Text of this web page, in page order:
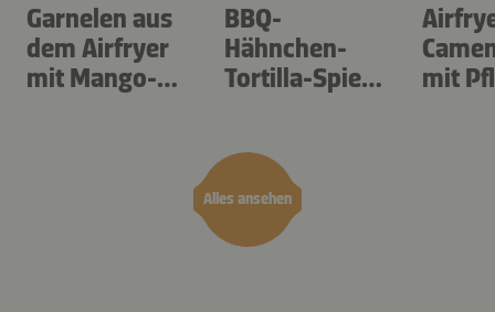
Alles ansehen
Garnelen aus
dem Airfryer
mit Mango-
BBQ-
Hähnchen-
Tortilla-Spieße
mit